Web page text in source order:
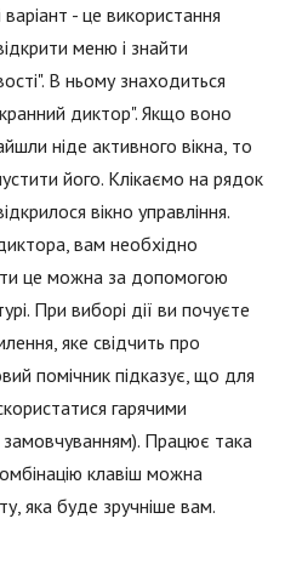
- це використання
меню і знайти
В ньому знаходиться
диктор". Якщо воно
ніде активного вікна, то
його. Клікаємо на рядок
вікно управління.
вам необхідно
це можна за допомогою
При виборі дії ви почуєте
яке свідчить про
помічник підказує, що для
гарячими
Працює така
клавіш можна
яка буде зручніше вам.